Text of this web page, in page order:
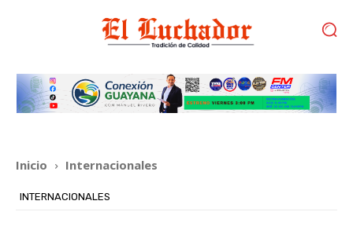
Inicio Internacionales
INTERNACIONALES